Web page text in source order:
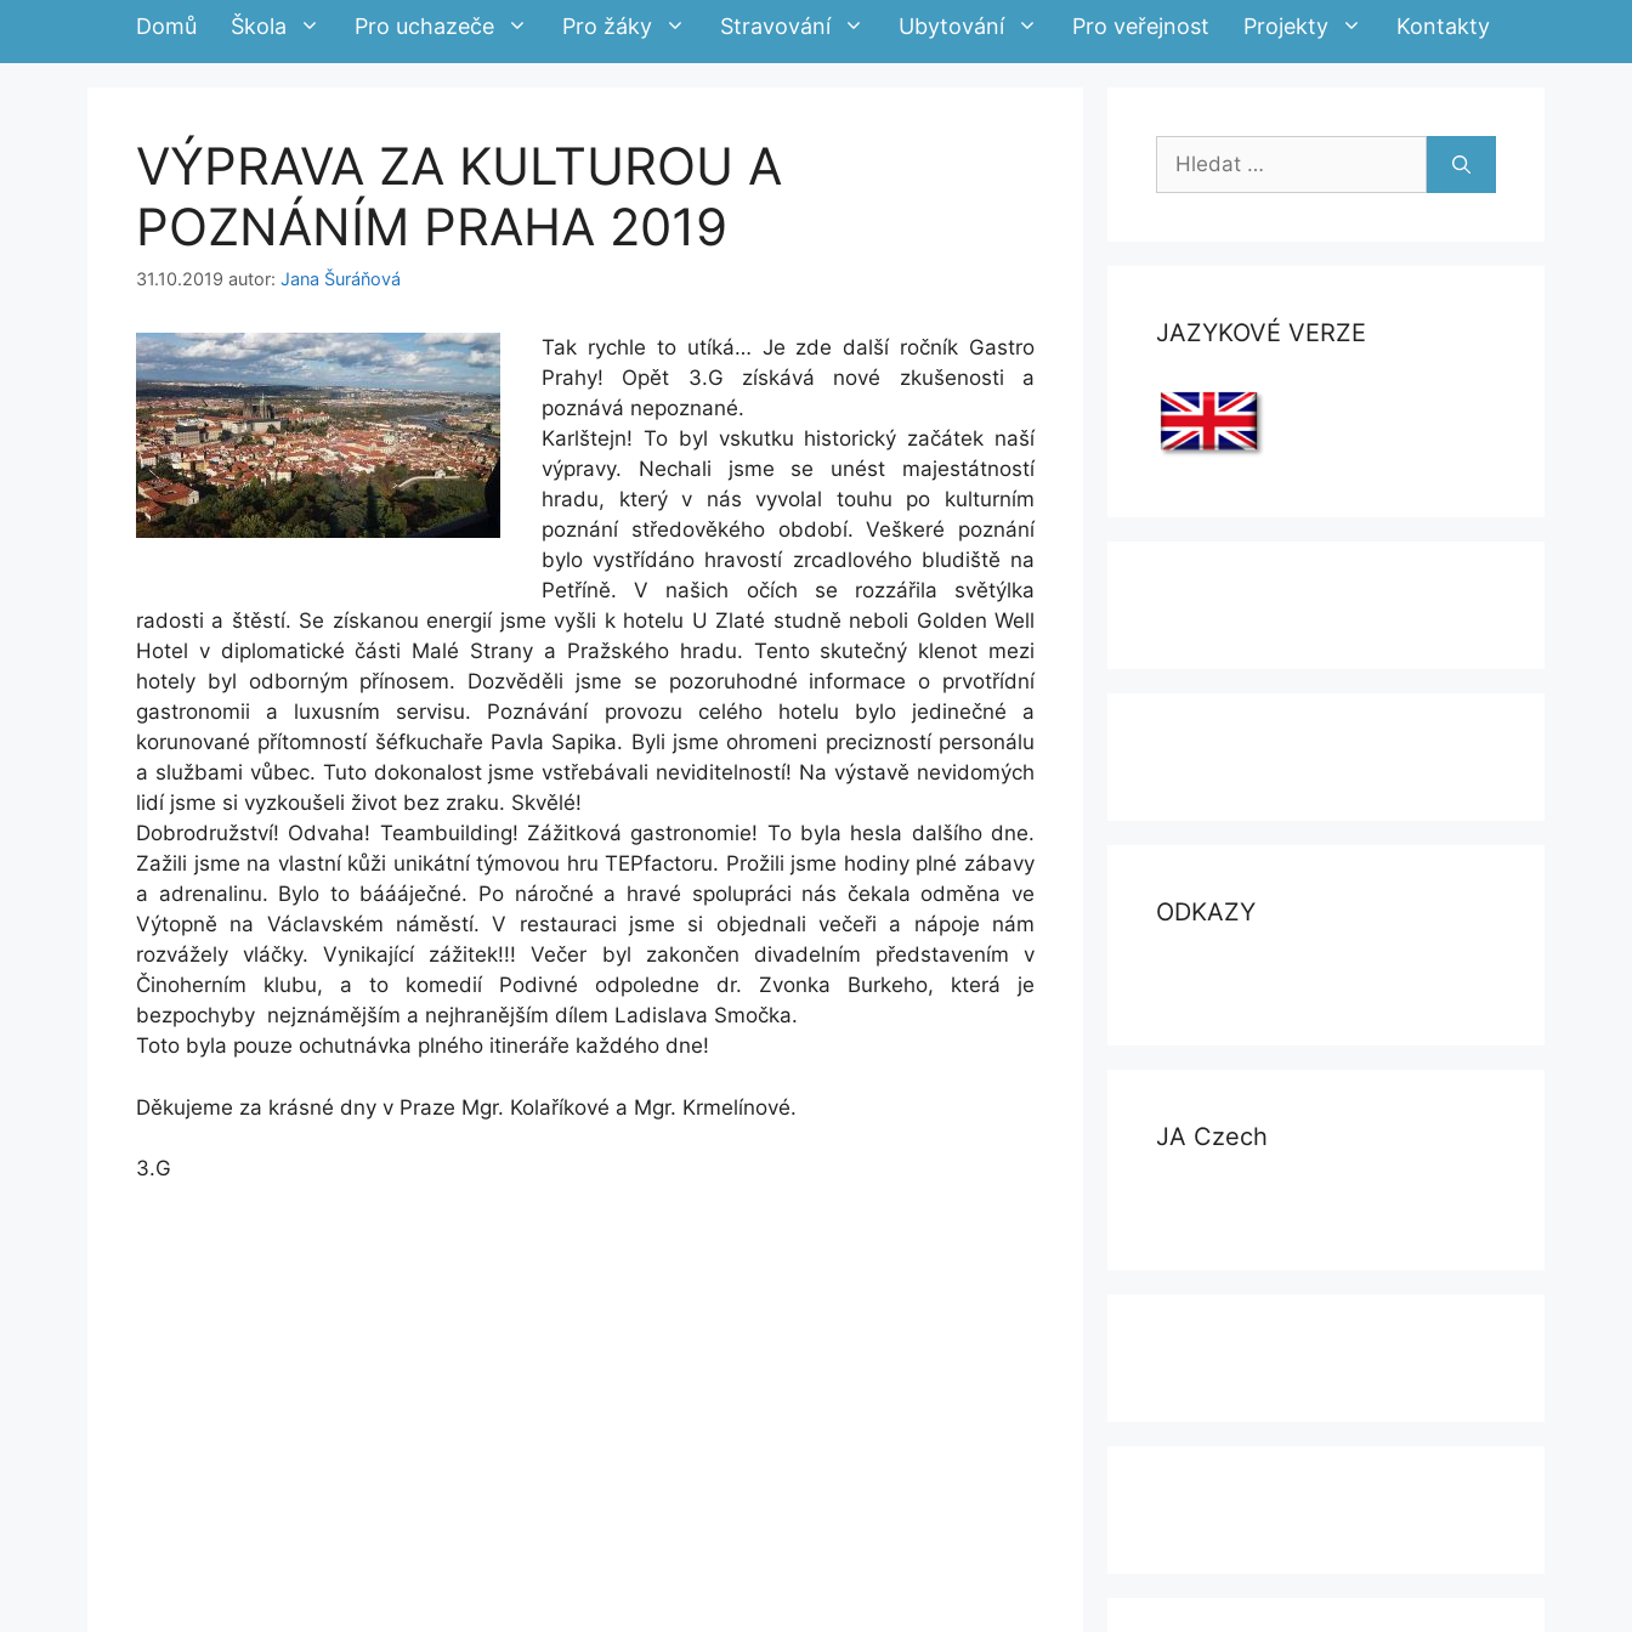
Domů Škola Pro uchazeče Pro žáky Stravování Ubytování Pro veřejnost Projekty Kontakty
VÝPRAVA ZA KULTUROU A
POZNÁNÍM PRAHA 2019
31.10.2019 autor: Jana Šuráňová
Tak rychle to utíká… Je zde další ročník Gastro
Prahy! Opět 3.G získává nové zkušenosti a
poznává nepoznané.
Karlštejn! To byl vskutku historický začátek naší
výpravy. Nechali jsme se unést majestátností
hradu, který v nás vyvolal touhu po kulturním
poznání středověkého období. Veškeré poznání
bylo vystřídáno hravostí zrcadlového bludiště na
Petříně. V našich očích se rozzářila světýlka
radosti a štěstí. Se získanou energií jsme vyšli k hotelu U Zlaté studně neboli Golden Well
Hotel v diplomatické části Malé Strany a Pražského hradu. Tento skutečný klenot mezi
hotely byl odborným přínosem. Dozvěděli jsme se pozoruhodné informace o prvotřídní
gastronomii a luxusním servisu. Poznávání provozu celého hotelu bylo jedinečné a
korunované přítomností šéfkuchaře Pavla Sapika. Byli jsme ohromeni precizností personálu
a službami vůbec. Tuto dokonalost jsme vstřebávali neviditelností! Na výstavě nevidomých
lidí jsme si vyzkoušeli život bez zraku. Skvělé!
Dobrodružství! Odvaha! Teambuilding! Zážitková gastronomie! To byla hesla dalšího dne.
Zažili jsme na vlastní kůži unikátní týmovou hru TEPfactoru. Prožili jsme hodiny plné zábavy
a adrenalinu. Bylo to báááječné. Po náročné a hravé spolupráci nás čekala odměna ve
Výtopně na Václavském náměstí. V restauraci jsme si objednali večeři a nápoje nám
rozvážely vláčky. Vynikající zážitek!!! Večer byl zakončen divadelním představením v
Činoherním klubu, a to komedií Podivné odpoledne dr. Zvonka Burkeho, která je
bezpochyby nejznámějším a nejhranějším dílem Ladislava Smočka.
Toto byla pouze ochutnávka plného itineráře každého dne!
Děkujeme za krásné dny v Praze Mgr. Kolaříkové a Mgr. Krmelínové.
3.G
Hledat:
JAZYKOVÉ VERZE
ODKAZY
JA Czech